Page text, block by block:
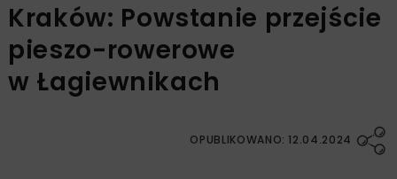
Kraków: Powstanie przejście
pieszo-rowerowe
w Łagiewnikach
OPUBLIKOWANO: 12.04.2024